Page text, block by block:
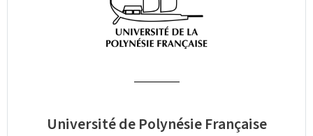
Université de Polynésie Française